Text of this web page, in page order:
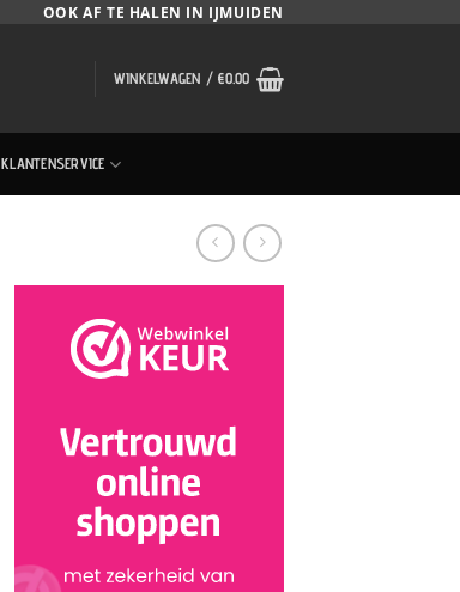
OOK AF TE HALEN IN IJMUIDEN
WINKELWAGEN /€0.00
KLANTENSERVICE